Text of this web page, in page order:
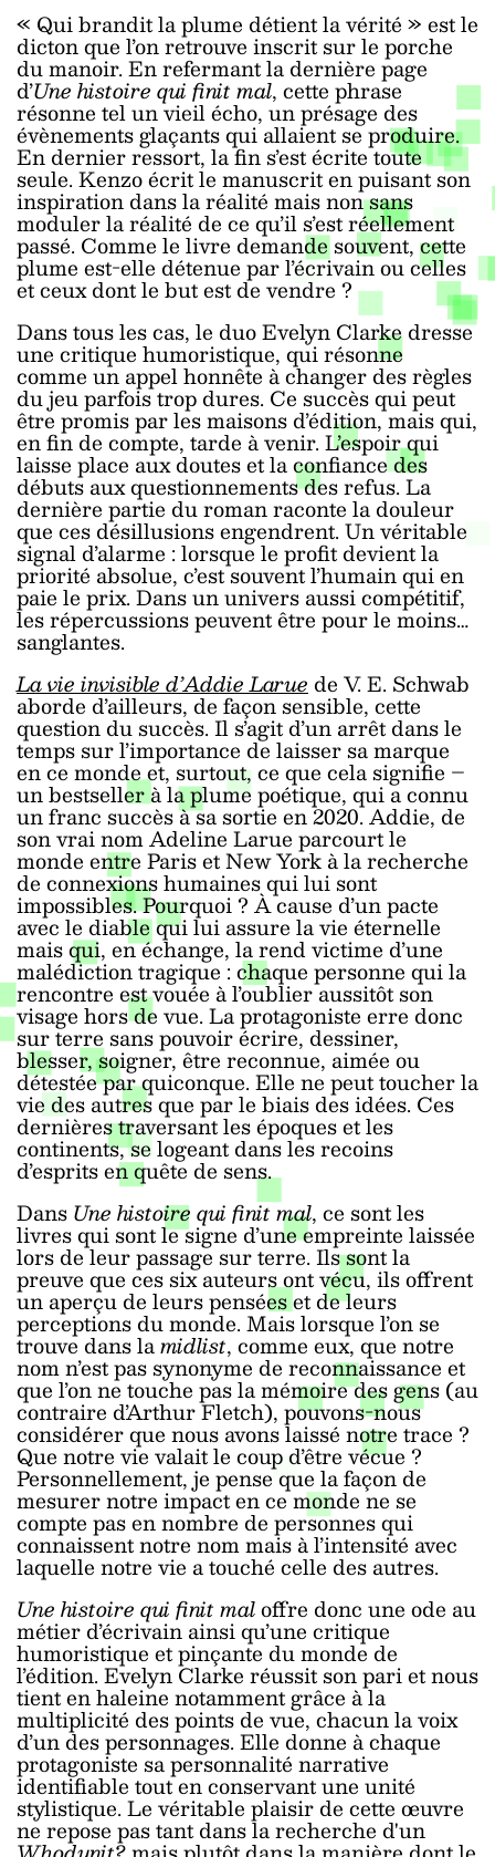
« Qui brandit la plume détient la vérité » est le
dicton que l’on retrouve inscrit sur le porche
du manoir. En refermant la dernière page
d’Une histoire qui finit mal, cette phrase
résonne tel un vieil écho, un présage des
évènements glaçants qui allaient se produire.
En dernier ressort, la fin s’est écrite toute
seule. Kenzo écrit le manuscrit en puisant son
inspiration dans la réalité mais non sans
moduler la réalité de ce qu’il s’est réellement
passé. Comme le livre demande souvent, cette
plume est-elle détenue par l’écrivain ou celles
et ceux dont le but est de vendre ?
Dans tous les cas, le duo Evelyn Clarke dresse
une critique humoristique, qui résonne
comme un appel honnête à changer des règles
du jeu parfois trop dures. Ce succès qui peut
être promis par les maisons d’édition, mais qui,
en fin de compte, tarde à venir. L’espoir qui
laisse place aux doutes et la confiance des
débuts aux questionnements des refus. La
dernière partie du roman raconte la douleur
que ces désillusions engendrent. Un véritable
signal d’alarme : lorsque le profit devient la
priorité absolue, c’est souvent l’humain qui en
paie le prix. Dans un univers aussi compétitif,
les répercussions peuvent être pour le moins…
sanglantes.
La vie invisible d’Addie Larue de V. E. Schwab
aborde d’ailleurs, de façon sensible, cette
question du succès. Il s’agit d’un arrêt dans le
temps sur l’importance de laisser sa marque
en ce monde et, surtout, ce que cela signifie –
un bestseller à la plume poétique, qui a connu
un franc succès à sa sortie en 2020. Addie, de
son vrai nom Adeline Larue parcourt le
monde entre Paris et New York à la recherche
de connexions humaines qui lui sont
impossibles. Pourquoi ? À cause d’un pacte
avec le diable qui lui assure la vie éternelle
mais qui, en échange, la rend victime d’une
malédiction tragique : chaque personne qui la
rencontre est vouée à l’oublier aussitôt son
visage hors de vue. La protagoniste erre donc
sur terre sans pouvoir écrire, dessiner,
blesser, soigner, être reconnue, aimée ou
détestée par quiconque. Elle ne peut toucher la
vie des autres que par le biais des idées. Ces
dernières traversant les époques et les
continents, se logeant dans les recoins
d’esprits en quête de sens.
DansUne histoire qui finit mal, ce sont les
livres qui sont le signe d’une empreinte laissée
lors de leur passage sur terre. Ils sont la
preuve que ces six auteurs ont vécu, ils offrent
un aperçu de leurs pensées et de leurs
perceptions du monde. Mais lorsque l’on se
trouve dans lamidlist, comme eux, que notre
nom n’est pas synonyme de reconnaissance et
que l’on ne touche pas la mémoire des gens (au
contraire d’Arthur Fletch), pouvons-nous
considérer que nous avons laissé notre trace ?
Que notre vie valait le coup d’être vécue ?
Personnellement, je pense que la façon de
mesurer notre impact en ce monde ne se
compte pas en nombre de personnes qui
connaissent notre nom mais à l’intensité avec
laquelle notre vie a touché celle des autres.
Une histoire qui finit maloffre donc une ode au
métier d’écrivain ainsi qu’une critique
humoristique et pinçante du monde de
l’édition. Evelyn Clarke réussit son pari et nous
tient en haleine notamment grâce à la
multiplicité des points de vue, chacun la voix
d’un des personnages. Elle donne à chaque
protagoniste sa personnalité narrative
identifiable tout en conservant une unité
stylistique. Le véritable plaisir de cette œuvre
ne repose pas tant dans la recherche d'un